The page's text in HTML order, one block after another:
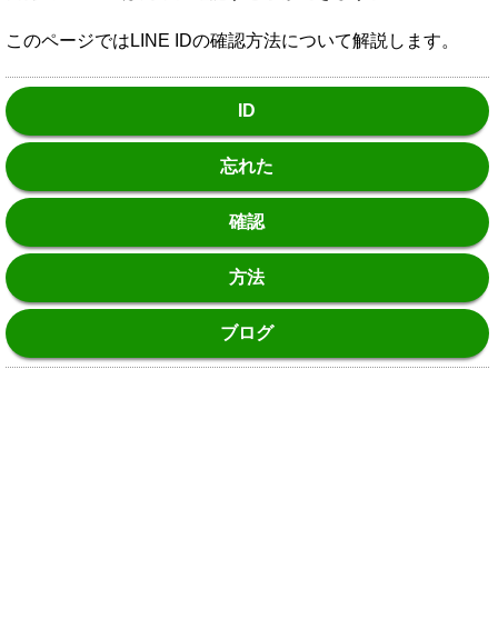
このページではLINE IDの確認方法について解説します。
ID
忘れた
確認
方法
ブログ